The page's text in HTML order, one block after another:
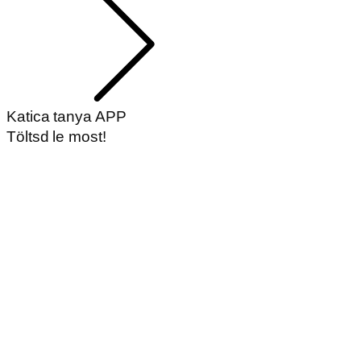
Katica tanya APP
Töltsd le most!